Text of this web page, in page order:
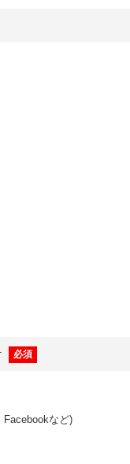
必須
Facebookなど)